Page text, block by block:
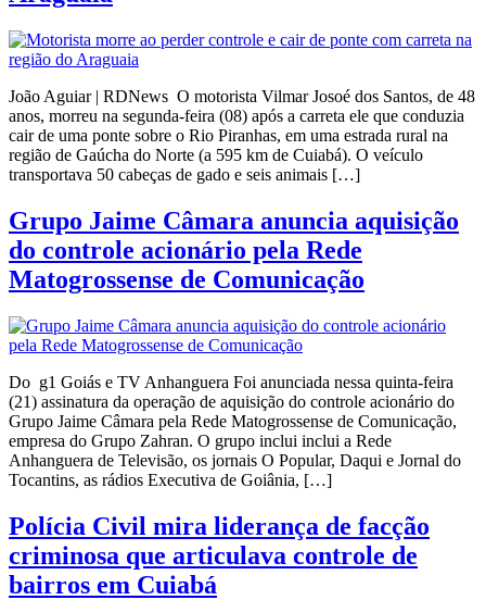
João Aguiar | RDNews O motorista Vilmar Josoé dos Santos, de 48
anos, morreu na segunda-feira (08) após a carreta ele que conduzia
cair de uma ponte sobre o Rio Piranhas, em uma estrada rural na
região de Gaúcha do Norte (a 595 km de Cuiabá). O veículo
transportava 50 cabeças de gado e seis animais […]
Grupo Jaime Câmara anuncia aquisição
do controle acionário pela Rede
Matogrossense de Comunicação
Do g1 Goiás e TV Anhanguera Foi anunciada nessa quinta-feira
(21) assinatura da operação de aquisição do controle acionário do
Grupo Jaime Câmara pela Rede Matogrossense de Comunicação,
empresa do Grupo Zahran. O grupo inclui inclui a Rede
Anhanguera de Televisão, os jornais O Popular, Daqui e Jornal do
Tocantins, as rádios Executiva de Goiânia, […]
Polícia Civil mira liderança de facção
criminosa que articulava controle de
bairros em Cuiabá